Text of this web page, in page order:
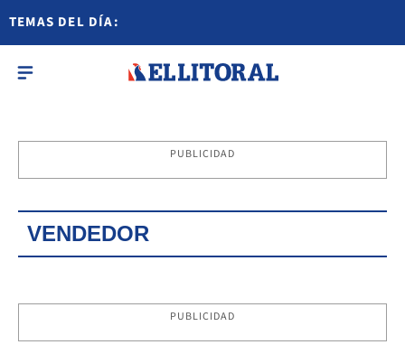
TEMAS DEL DÍA:
PUBLICIDAD
VENDEDOR
PUBLICIDAD